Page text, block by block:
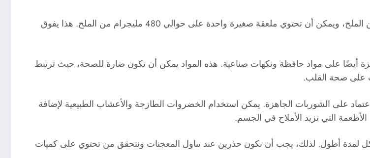
الكمية الزائدة من الملح: تحتوي الشوربات الجاهزة عادة على كميات هائلة من الملح، ويمكن أن تحتوي ملعقة صغيرة واحدة على حوالي 480 مليجرام من الملح. هذا يفوق
أيضًا على مواد حافظة ونكهات صناعية. هذه المواد يمكن أن تكون ضارة للصحة، حيث ترتبط
على صحة القلب.
على الشوربات الجاهزة. يمكن استخدام الخضروات الطازجة والأعشاب الطبيعية لإضافة
التي تزيد الأملاح في الجسم.
لمدة أطول. لذلك، يجب أن نكون حذرين عند تناول المعجنات ونتحقق من تحتوي على كميات